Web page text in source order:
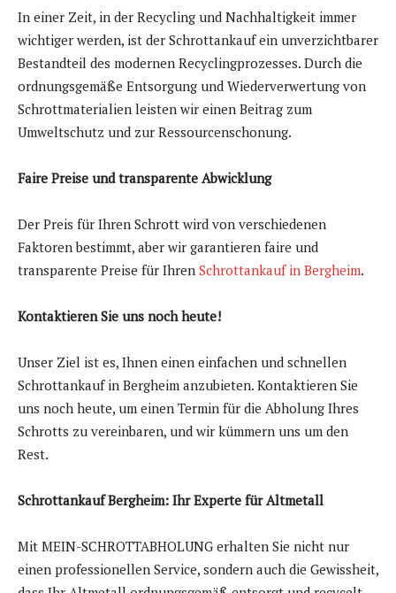
In einer Zeit, in der Recycling und Nachhaltigkeit immer
wichtiger werden, ist der Schrottankauf ein unverzichtbarer
Bestandteil des modernen Recyclingprozesses. Durch die
ordnungsgemäße Entsorgung und Wiederverwertung von
Schrottmaterialien leisten wir einen Beitrag zum
Umweltschutz und zur Ressourcenschonung.
Faire Preise und transparente Abwicklung
Der Preis für Ihren Schrott wird von verschiedenen
Faktoren bestimmt, aber wir garantieren faire und
transparente Preise für Ihren Schrottankauf in Bergheim.
Kontaktieren Sie uns noch heute!
Unser Ziel ist es, Ihnen einen einfachen und schnellen
Schrottankauf in Bergheim anzubieten. Kontaktieren Sie
uns noch heute, um einen Termin für die Abholung Ihres
Schrotts zu vereinbaren, und wir kümmern uns um den
Rest.
Schrottankauf Bergheim: Ihr Experte für Altmetall
Mit MEIN-SCHROTTABHOLUNG erhalten Sie nicht nur
einen professionellen Service, sondern auch die Gewissheit,